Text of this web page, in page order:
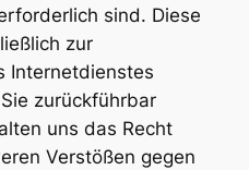
sind. Diese
zur
Internetdienstes
zurückführbar
uns das Recht
Verstößen gegen